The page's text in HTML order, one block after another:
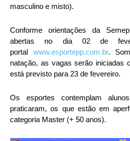
masculino e misto).
Conforme orientações da
abertas no dia 02 de
portal www.esportepp.com.br.
natação, as vagas serão iniciadas
está previsto para 23 de fevereiro.
Os esportes contemplam
praticaram, os que estão em
categoria Master (+ 50 anos).